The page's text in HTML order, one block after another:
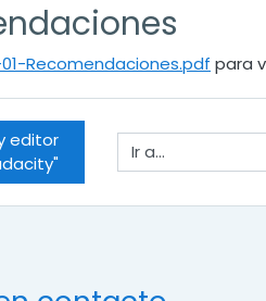
01-Recomendaciones.pdf para
editor
Ir a...